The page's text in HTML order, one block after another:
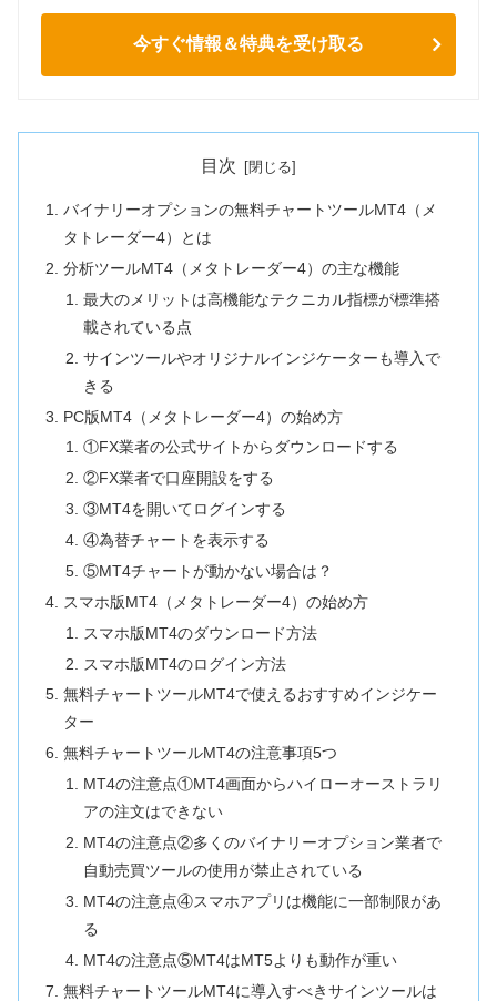
今すぐ情報＆特典を受け取る
目次
バイナリーオプションの無料チャートツールMT4（メ
タトレーダー4）とは
分析ツールMT4（メタトレーダー4）の主な機能
最大のメリットは高機能なテクニカル指標が標準搭
載されている点
サインツールやオリジナルインジケーターも導入で
きる
PC版MT4（メタトレーダー4）の始め方
①FX業者の公式サイトからダウンロードする
②FX業者で口座開設をする
③MT4を開いてログインする
④為替チャートを表示する
⑤MT4チャートが動かない場合は？
スマホ版MT4（メタトレーダー4）の始め方
スマホ版MT4のダウンロード方法
スマホ版MT4のログイン方法
無料チャートツールMT4で使えるおすすめインジケー
ター
無料チャートツールMT4の注意事項5つ
MT4の注意点①MT4画面からハイローオーストラリ
アの注文はできない
MT4の注意点②多くのバイナリーオプション業者で
自動売買ツールの使用が禁止されている
MT4の注意点④スマホアプリは機能に一部制限があ
る
MT4の注意点⑤MT4はMT5よりも動作が重い
無料チャートツールMT4に導入すべきサインツールは